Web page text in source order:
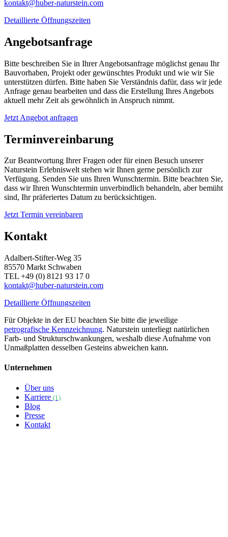
kontakt@huber-naturstein.com
Detaillierte Öffnungszeiten
Angebotsanfrage
Bitte beschreiben Sie in Ihrer Angebotsanfrage möglichst genau Ihr
Bauvorhaben, Projekt oder gewünschtes Produkt und wie wir Sie
unterstützen dürfen. Bitte haben Sie Verständnis dafür, dass wir jede
Anfrage genau bearbeiten und dass die Erstellung Ihres Angebots
aktuell mehr Zeit als gewöhnlich in Anspruch nimmt.
Jetzt Angebot anfragen
Terminvereinbarung
Zur Beantwortung Ihrer Fragen oder für einen Besuch unserer
Naturstein Erlebniswelt stehen wir Ihnen gerne persönlich zur
Verfügung. Senden Sie uns Ihren Wunschtermin. Bitte beachten Sie,
dass wir Ihren Wunschtermin unverbindlich behandeln, aber bemüht
sind, Ihr präferiertes Datum zu berücksichtigen.
Jetzt Termin vereinbaren
Kontakt
Adalbert-Stifter-Weg 35
85570 Markt Schwaben
TEL +49 (0) 8121 93 17 0
kontakt@huber-naturstein.com
Detaillierte Öffnungszeiten
Für Objekte in der EU beachten Sie bitte die jeweilige
petrografische Kennzeichnung. Naturstein unterliegt natürlichen
Farb- und Strukturschwankungen, weshalb diese Aufnahme von
Unmaßplatten desselben Gesteins abweichen kann.
Unternehmen
Über uns
Karriere (1)
Blog
Presse
Kontakt